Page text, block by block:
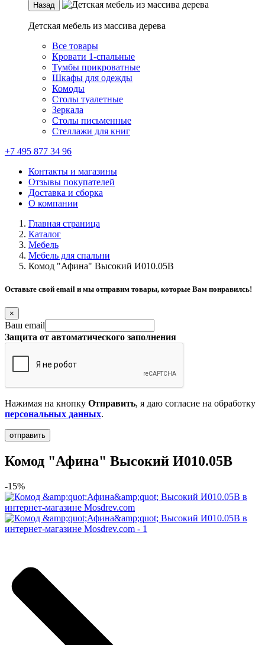
Назад
Детская мебель из массива дерева
Все товары
Кровати 1-спальные
Тумбы прикроватные
Шкафы для одежды
Комоды
Столы туалетные
Зеркала
Столы письменные
Стеллажи для книг
+7 495 877 34 96
Контакты и магазины
Отзывы покупателей
Доставка и сборка
О компании
Главная страница
Каталог
Мебель
Мебель для спальни
Комод "Афина" Высокий И010.05В
Оставьте свой email и мы отправим товары, которые Вам понравилсь!
×
Ваш email
Защита от автоматического заполнения
Нажимая на кнопку Отправить, я даю согласие на обработку
персональных данных.
Комод "Афина" Высокий И010.05В
-15%